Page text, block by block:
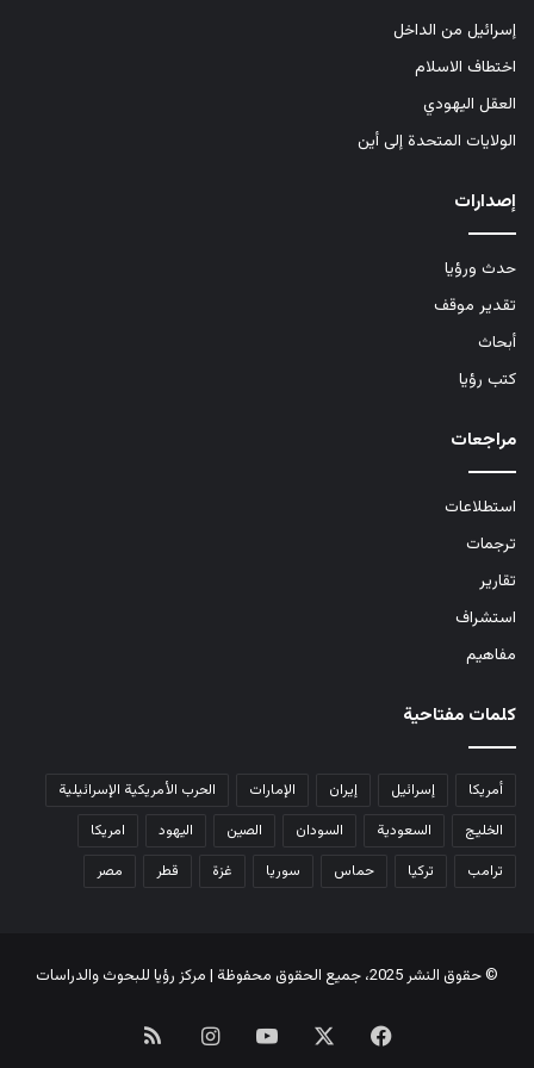
إسرائيل من الداخل
اختطاف الاسلام
العقل اليهودي
الولايات المتحدة إلى أين
إصدارات
حدث ورؤيا
تقدير موقف
أبحاث
كتب رؤيا
مراجعات
استطلاعات
ترجمات
تقارير
استشراف
مفاهيم
كلمات مفتاحية
أمريكا إسرائيل إيران الإمارات
الحرب الأمريكية الإسرائيلية
الخليج
السعودية السودان الصين اليهود
امريكا
ترامب
تركيا حماس سوريا غزة قطر مصر
© حقوق النشر 2025، جميع الحقوق محفوظة | مركز رؤيا للبحوث والدراسات
فيسبوك ‫YouTubeانستقرامملخص